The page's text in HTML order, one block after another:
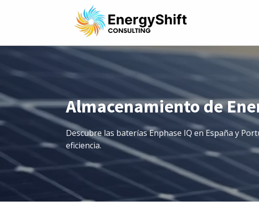
Almacenamiento de
Descubre las baterías Enphase IQ en España y
eficiencia.